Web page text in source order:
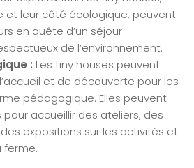
et leur côté écologique, peuvent
en quête d’un séjour
de l’environnement.
: Les tiny houses peuvent
et de découverte pour les
pédagogique. Elles peuvent
accueillir des ateliers, des
expositions sur les activités et
ferme.